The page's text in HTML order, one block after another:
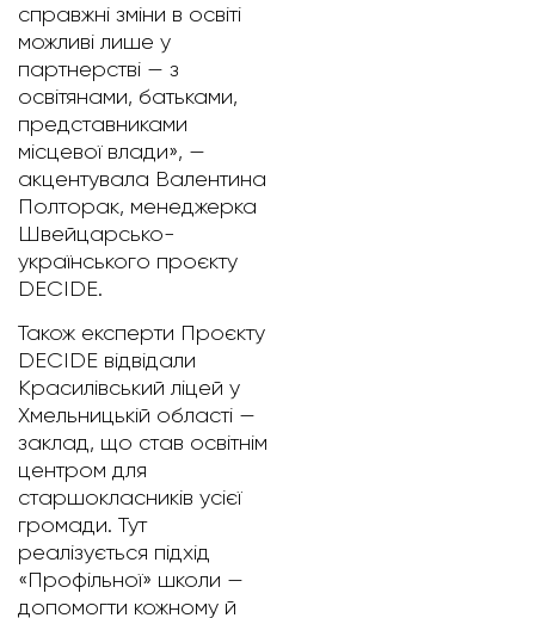
справжні зміни в освіті
можливі лише у
партнерстві — з
освітянами, батьками,
представниками
місцевої влади», —
акцентувала Валентина
Полторак, менеджерка
Швейцарсько-
українського проєкту
DECIDE.
Також експерти Проєкту
DECIDE відвідали
Красилівський ліцей у
Хмельницькій області —
заклад, що став освітнім
центром для
старшокласників усієї
громади. Тут
реалізується підхід
«Профільної» школи —
допомогти кожному й